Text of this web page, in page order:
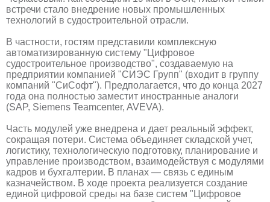
встречи стало внедрение новых промышленных
технологий в судостроительной отрасли.
В частности, гостям представили комплексную
автоматизированную систему "Цифровое
судостроительное производство", создаваемую на
предприятии компанией "СИЭС Групп" (входит в группу
компаний "СиСофт"). Предполагается, что до конца 2027
года она полностью заместит иностранные аналоги
(SAP, Siemens Teamcenter, AVEVA).
Часть модулей уже внедрена и дает реальный эффект,
сокращая потери. Система объединяет складской учет,
логистику, технологическую подготовку, планирование и
управление производством, взаимодействуя с модулями
кадров и бухгалтерии. В планах — связь с единым
казначейством. В ходе проекта реализуется создание
единой цифровой среды на базе систем "Цифровое